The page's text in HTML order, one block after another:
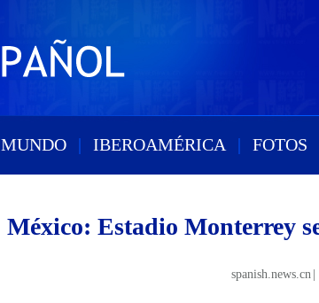
MUNDO | IBEROAMÉRICA | FOTOS
México: Estadio Monterrey
spanish.news.cn